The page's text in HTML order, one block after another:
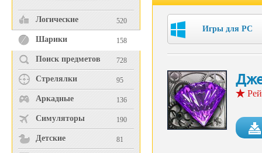
Логические 520
Шарики 158
Поиск предметов 728
Стрелялки 95
Аркадные 136
Симуляторы 190
Детские 81
Игры для PC